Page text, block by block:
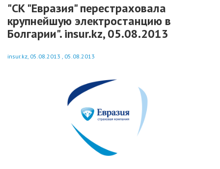
"СК "Евразия" перестраховала
крупнейшую электростанцию в
Болгарии". insur.kz, 05.08.2013
insur.kz, 05.08.2013 , 05.08.2013